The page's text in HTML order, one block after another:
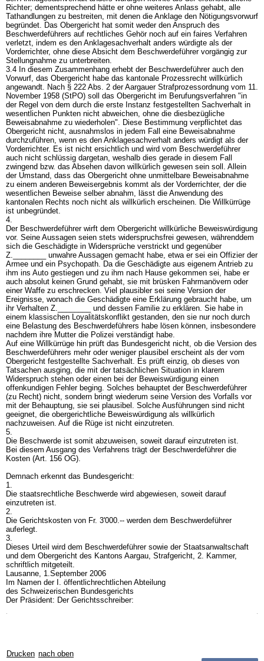
Richter; dementsprechend hätte er ohne weiteres Anlass gehabt, alle
Tathandlungen zu bestreiten, mit denen die Anklage den Nötigungsvorwurf
begründet. Das Obergericht hat somit weder den Anspruch des
Beschwerdeführers auf rechtliches Gehör noch auf ein faires Verfahren
verletzt, indem es den Anklagesachverhalt anders würdigte als der
Vorderrichter, ohne diese Absicht dem Beschwerdeführer vorgängig zur
Stellungnahme zu unterbreiten.
3.4 In diesem Zusammenhang erhebt der Beschwerdeführer auch den
Vorwurf, das Obergericht habe das kantonale Prozessrecht willkürlich
angewandt. Nach § 222 Abs. 2 der Aargauer Strafprozessordnung vom 11.
November 1958 (StPO) soll das Obergericht im Berufungsverfahren "in
der Regel von dem durch die erste Instanz festgestellten Sachverhalt in
wesentlichen Punkten nicht abweichen, ohne die diesbezügliche
Beweisabnahme zu wiederholen". Diese Bestimmung verpflichtet das
Obergericht nicht, ausnahmslos in jedem Fall eine Beweisabnahme
durchzuführen, wenn es den Anklagesachverhalt anders würdigt als der
Vorderrichter. Es ist nicht ersichtlich und wird vom Beschwerdeführer
auch nicht schlüssig dargetan, weshalb dies gerade in diesem Fall
zwingend bzw. das Absehen davon willkürlich gewesen sein soll. Allein
der Umstand, dass das Obergericht ohne unmittelbare Beweisabnahme
zu einem anderen Beweisergebnis kommt als der Vorderrichter, der die
wesentlichen Beweise selber abnahm, lässt die Anwendung des
kantonalen Rechts noch nicht als willkürlich erscheinen. Die Willkürrüge
ist unbegründet.
4.
Der Beschwerdeführer wirft dem Obergericht willkürliche Beweiswürdigung
vor. Seine Aussagen seien stets widerspruchsfrei gewesen, währenddem
sich die Geschädigte in Widersprüche verstrickt und gegenüber
Z.________ unwahre Aussagen gemacht habe, etwa er sei ein Offizier der
Armee und ein Psychopath. Da die Geschädigte aus eigenem Antrieb zu
ihm ins Auto gestiegen und zu ihm nach Hause gekommen sei, habe er
auch absolut keinen Grund gehabt, sie mit brüsken Fahrmanövern oder
einer Waffe zu erschrecken. Viel plausibler sei seine Version der
Ereignisse, wonach die Geschädigte eine Erklärung gebraucht habe, um
ihr Verhalten Z.________ und dessen Familie zu erklären. Sie habe in
einem klassischen Loyalitätskonflikt gestanden, den sie nur noch durch
eine Belastung des Beschwerdeführers habe lösen können, insbesondere
nachdem ihre Mutter die Polizei verständigt habe.
Auf eine Willkürrüge hin prüft das Bundesgericht nicht, ob die Version des
Beschwerdeführers mehr oder weniger plausibel erscheint als der vom
Obergericht festgestellte Sachverhalt. Es prüft einzig, ob dieses von
Tatsachen ausging, die mit der tatsächlichen Situation in klarem
Widerspruch stehen oder einen bei der Beweiswürdigung einen
offenkundigen Fehler beging. Solches behauptet der Beschwerdeführer
(zu Recht) nicht, sondern bringt wiederum seine Version des Vorfalls vor
mit der Behauptung, sie sei plausibel. Solche Ausführungen sind nicht
geeignet, die obergerichtliche Beweiswürdigung als willkürlich
nachzuweisen. Auf die Rüge ist nicht einzutreten.
5.
Die Beschwerde ist somit abzuweisen, soweit darauf einzutreten ist.
Bei diesem Ausgang des Verfahrens trägt der Beschwerdeführer die
Kosten (Art. 156 OG).
Demnach erkennt das Bundesgericht:
1.
Die staatsrechtliche Beschwerde wird abgewiesen, soweit darauf
einzutreten ist.
2.
Die Gerichtskosten von Fr. 3'000.-- werden dem Beschwerdeführer
auferlegt.
3.
Dieses Urteil wird dem Beschwerdeführer sowie der Staatsanwaltschaft
und dem Obergericht des Kantons Aargau, Strafgericht, 2. Kammer,
schriftlich mitgeteilt.
Lausanne, 1.September 2006
Im Namen der I. öffentlichrechtlichen Abteilung
des Schweizerischen Bundesgerichts
Der Präsident: Der Gerichtsschreiber:
Drucken nach oben